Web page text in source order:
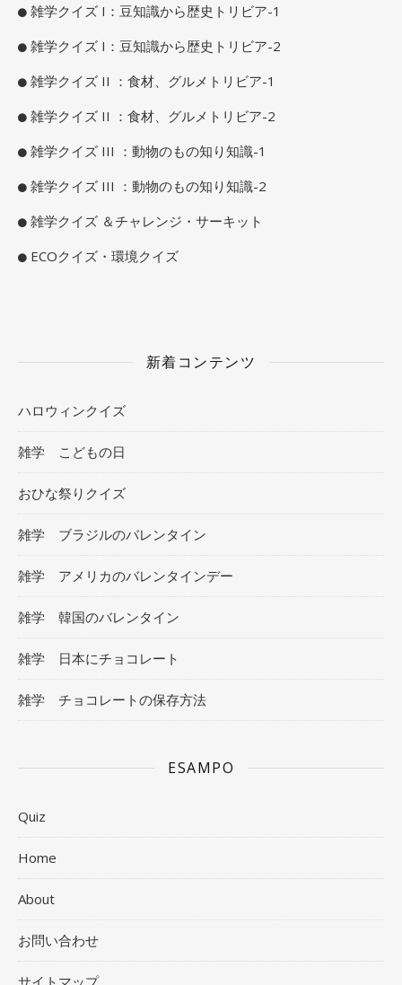
雑学クイズ I：豆知識から歴史トリビア-1
雑学クイズ I：豆知識から歴史トリビア-2
雑学クイズ II ：食材、グルメトリビア-1
雑学クイズ II ：食材、グルメトリビア-2
雑学クイズ III ：動物のもの知り知識-1
雑学クイズ III ：動物のもの知り知識-2
雑学クイズ ＆チャレンジ・サーキット
ECOクイズ・環境クイズ
新着コンテンツ
ハロウィンクイズ
雑学 こどもの日
おひな祭りクイズ
雑学 ブラジルのバレンタイン
雑学 アメリカのバレンタインデー
雑学 韓国のバレンタイン
雑学 日本にチョコレート
雑学 チョコレートの保存方法
ESAMPO
Quiz
Home
About
お問い合わせ
サイトマップ